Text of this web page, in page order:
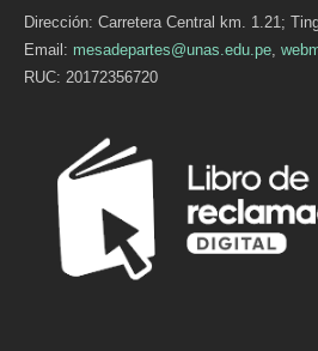
Dirección: Carretera Central km. 1.21;
Email: mesadepartes@unas.edu.pe
RUC: 20172356720